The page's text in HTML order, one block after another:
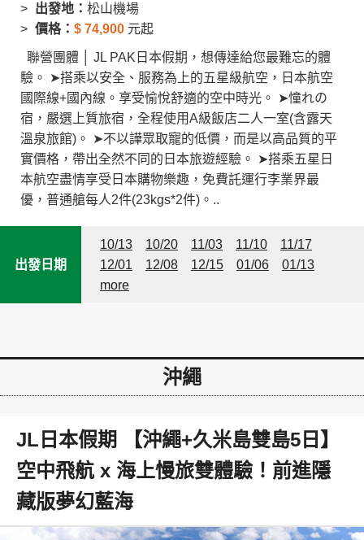
出發地： 松山機場
價格： $ 74,900 元起
聯營團體 │ JL PAK日本假期，想傳達給您最難忘的體
驗。 ➤搭乘以安全、服務為上的五星級航空，日本航空
國際線+國內線。享受愉悅舒適的空中時光。 ➤憧れの
宿，嚴選上質旅宿，全程使用A級飯店二人一室(含露天
溫泉旅館)。 ➤不以譁眾取寵的低價，而是以高品質的平
實價格，帶出全然不同的日本旅遊經驗。 ➤搭乘五星日
本航空盡情享受日本購物樂趣，免費託運行李業界最
優，普通艙每人2件(23kgs*2件)。..
出發日期
10/13 10/20 11/03 11/10
11/17
12/01
12/08 12/15 01/06
01/13
more
沖繩
JL日本假期 【沖繩+久米島雙島5日】
空中飛航 x 海上慢旅雙體驗！前進隱
藏版夢幻藍海